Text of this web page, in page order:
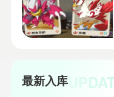
最新入库